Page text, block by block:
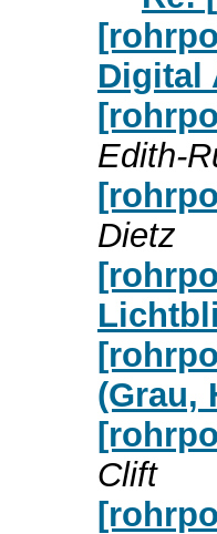
Digital
Edith-
Dietz
(Grau,
Clift